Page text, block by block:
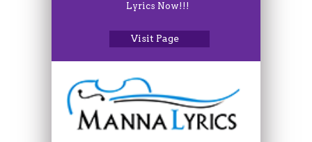
Lyrics Now!!!
Visit Page